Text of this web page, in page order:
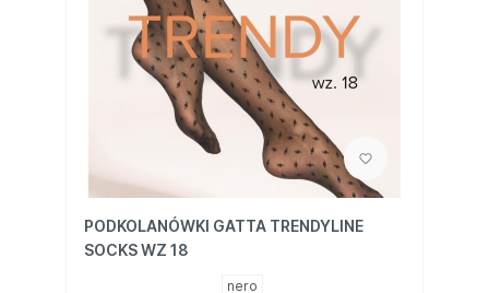
PODKOLANÓWKI GATTA TRENDYLINE
SOCKS WZ 18
nero